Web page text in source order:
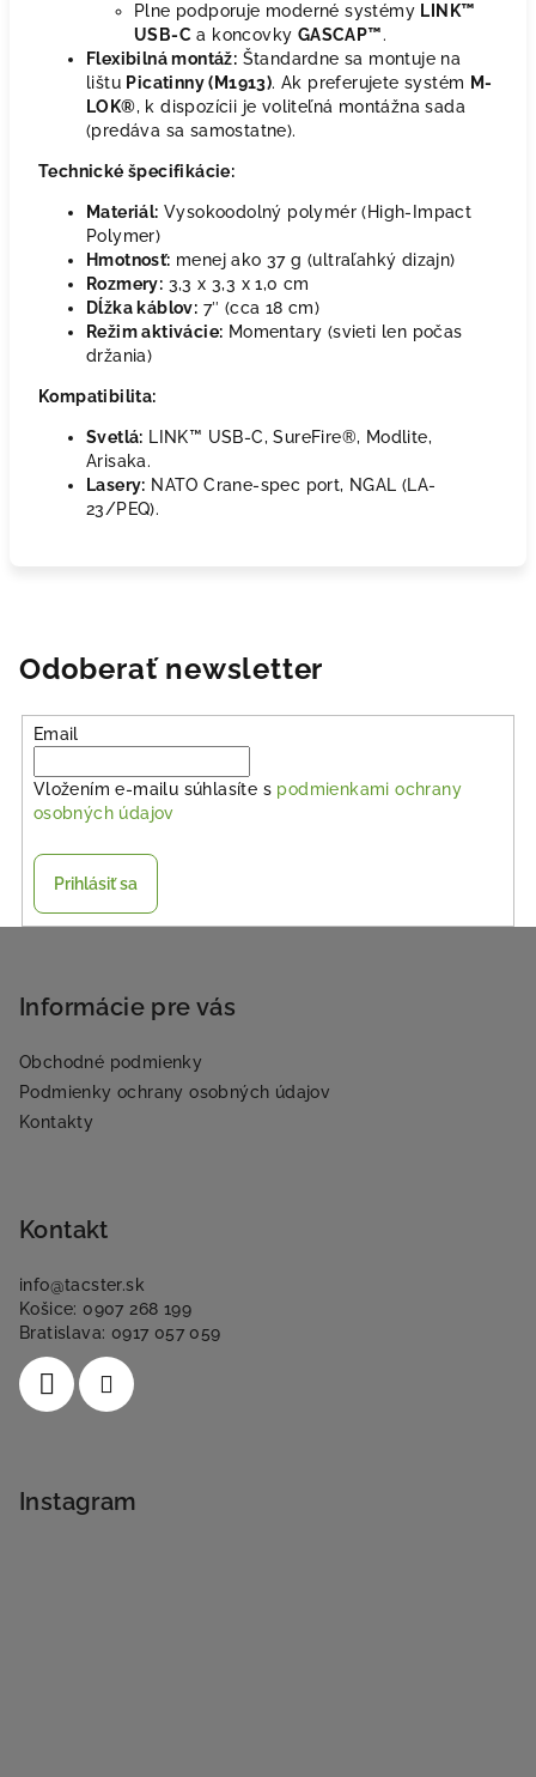
Plne podporuje moderné systémy LINK™
USB-C a koncovky GASCAP™.
Flexibilná montáž: Štandardne sa montuje na
lištu Picatinny (M1913). Ak preferujete systém M-
LOK®, k dispozícii je voliteľná montážna sada
(predáva sa samostatne).
Technické špecifikácie:
Materiál: Vysokoodolný polymér (High-Impact
Polymer)
Hmotnosť: menej ako 37 g (ultraľahký dizajn)
Rozmery: 3,3 x 3,3 x 1,0 cm
Dĺžka káblov: 7″ (cca 18 cm)
Režim aktivácie: Momentary (svieti len počas
držania)
Kompatibilita:
Svetlá: LINK™ USB-C, SureFire®, Modlite,
Arisaka.
Lasery: NATO Crane-spec port, NGAL (LA-
23/PEQ).
Odoberať newsletter
Email
Vložením e-mailu súhlasíte s podmienkami ochrany
osobných údajov
Prihlásiť sa
Informácie pre vás
Obchodné podmienky
Podmienky ochrany osobných údajov
Kontakty
Kontakt
info@tacster.sk
Košice: 0907 268 199
Bratislava: 0917 057 059
Instagram